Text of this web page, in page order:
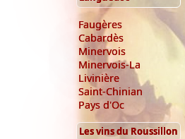
Faugères
Cabardès
Minervois
Minervois-La
Livinière
Saint-Chinian
Pays d'Oc
Les vins du Roussillon